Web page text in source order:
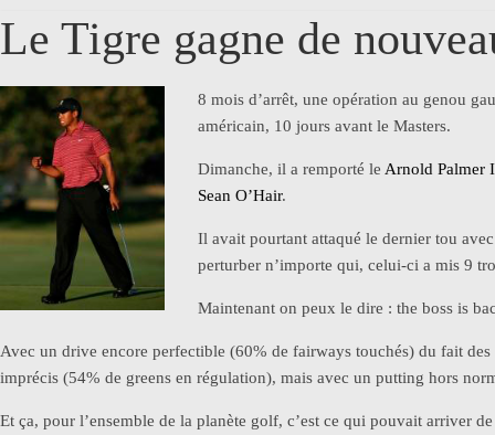
Le Tigre gagne de
8 mois d’arrêt, une opération au genou
américain, 10 jours avant le Masters.
Dimanche, il a remporté le Arnold Palmer
Sean O’Hair.
Il avait pourtant attaqué le dernier tou
perturber n’importe qui, celui-ci a mis 9
Maintenant on peux le dire : the boss is
Avec un drive encore perfectible (60% de fairways touchés) du fait
imprécis (54% de greens en régulation), mais avec un putting hors
Et ça, pour l’ensemble de la planète golf, c’est ce qui pouvait arriver